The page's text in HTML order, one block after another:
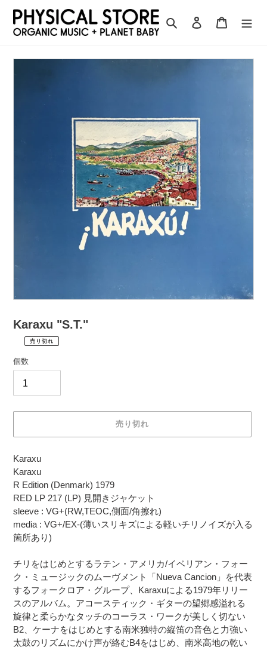
検索 ログインカート
Karaxu "S.T."
常
価
格
¥1,320
売り切れ
税
込
送
手
続
き
時
に
算
さ
ま
す
コ
ン
デ
ィ
シ
個数
売り切れ
カ
ー
ト
に
品
を
追
す
る
Karaxu
Karaxu
R Edition (Denmark) 1979
RED LP 217 (LP) 見開きジャケット
sleeve : VG+(RW,TEOC,側面/角擦れ)
media : VG+/EX-(薄いスリキズによる軽いチリノイズが入る
箇所あり)
チリをはじめとするラテン・アメリカ/イベリアン・フォー
ク・ミュージックのムーヴメント「Nueva Cancion」を代表
するフォークロア・グループ、Karaxuによる1979年リリー
スのアルバム。アコースティック・ギターの望郷感溢れる
旋律と柔らかなタッチのコーラス・ワークが美しく切ない
B2、ケーナをはじめとする南米独特の縦笛の音色と力強い
太鼓のリズムにかけ声が絡むB4をはじめ、南米高地の乾い